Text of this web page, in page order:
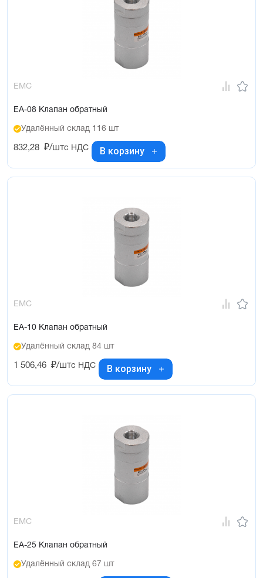
EMC
EA-08 Клапан обратный
Удалённый склад 116 шт
832,28 ₽/штс НДС В корзину
EMC
EA-10 Клапан обратный
Удалённый склад 84 шт
1 506,46 ₽/штс НДС В корзину
EMC
EA-25 Клапан обратный
Удалённый склад 67 шт